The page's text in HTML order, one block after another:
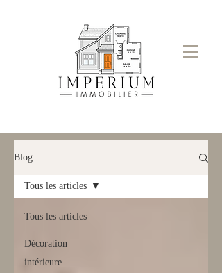
Blog
Tous les articles
Décoration
intérieure
Tous les articles